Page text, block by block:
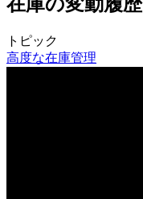
在庫の変動履歴
トピック
高度な在庫管理